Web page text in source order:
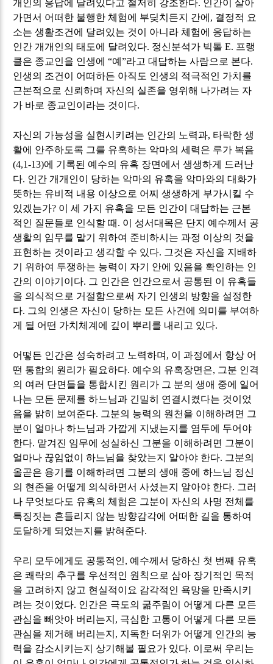
개인의 응답에 달려있다고 철저히 강조한다. 인간이 살아
가면서 어떠한 불행한 체험에 부딪치든지 간에 , 결정적 요
소는 생활조건에 달려있는 것이 아니라 체험에 응답하는
인간 개개인의 태도에 달려있다. 정신분석가 빅톨E. 프랭
클은 종교인을 인생에“예”라고 대답하는 사람으로 본다.
인생의 조건이 어떠하든 아직도 인생의 적극적인 가치를
근본적으로 신뢰하며 자신의 실존을 영위해 나가려는 자
가 바로 종교인이라는 것이다.
자신의 가능성을 실현시키려는 인간의 노력과, 타락한 생
활에 안주하도록 그를 유혹하는 악마의 세력은 루가 복음
(4,1-13)에 기록된 예수의 유혹 장면에서 생생하게 드러난
다. 인간 개개인이 당하는 악마의 유혹을 악마와의 대화가
뜻하는 유비적 내용 이상으로 어찌 생생하게 부가시킬 수
있겠는가? 이 세 가지 유혹을 모든 인간이 대답하는 근본
적인 질문들로 인식할 때 . 이 성서대목은 단지 예수께서 공
생활의 임무를 맡기 위하여 준비하시는 과정 이상의 것을
표현하는 것이라고 생각할 수 있다. 그것은 자신을 지배하
기 위하여 투쟁하는 능력이 자기 안에 있음을 확인하는 인
간의 이야기이다. 그 인간은 인간으로서 공통된 이 유혹들
을 의식적으로 거절함으로써 자기 인생의 방향을 설정한
다. 그의 인생은 자신이 당하는 모든 사건에 의미를 부여하
게 될 어떤 가치체계에 깊이 뿌리를 내리고 있다.
어떻든 인간은 성숙하려고 노력하며 , 이 과정에서 항상 어
떤 통합의 원리가 필요하다. 예수의 유혹장면은, 그분 인격
의 여러 단면들을 통합시킨 원리가 그 분의 생애 중에 일어
나는 모든 문제를 하느님과 긴밀히 연결시켰다는 것이었
음을 밝히 보여준다. 그분의 능력의 원천을 이해하려면 그
분이 얼마나 하느님과 가깝게 지냈는지를 염두에 두어야
한다. 맡겨진 임무에 성실하신 그분을 이해하려면 그분이
얼마나 끊임없이 하느님을 찾았는지 알아야 한다. 그분의
올곧은 용기를 이해하려면 그분의 생애 중에 하느님 정신
의 현존을 어떻게 의식하면서 사셨는지 알아야 한다. 그러
나 무엇보다도 유혹의 체험은 그분이 자신의 사명 전체를
특징짓는 흔들리지 않는 방향감각에 어떠한 길을 통하여
도달하게 되었는지를 밝혀준다.
우리 모두에게도 공통적인, 예수께서 당하신 첫 번째 유혹
은 쾌락의 추구를 우선적인 원칙으로 삼아 장기적인 목적
을 고려하지 않고 현실적이요 감각적인 욕망을 만족시키
려는 것이었다. 인간은 극도의 굶주림이 어떻게 다른 모든
관심을 빼앗아 버리는지 , 극심한 고통이 어떻게 다른 모든
관심을 제거해 버리는지 , 지독한 더위가 어떻게 인간의 능
력을 감소시키는지 상기해볼 필요가 있다. 이로써 우리는